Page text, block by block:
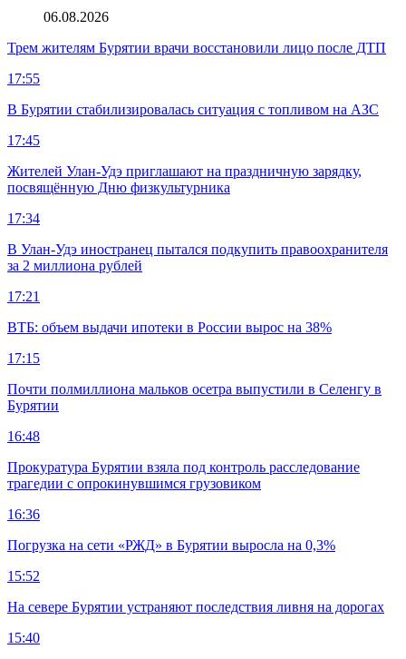
06.08.2026
Трем жителям Бурятии врачи восстановили лицо после ДТП
17:55
В Бурятии стабилизировалась ситуация с топливом на АЗС
17:45
Жителей Улан-Удэ приглашают на праздничную зарядку,
посвящённую Дню физкультурника
17:34
В Улан-Удэ иностранец пытался подкупить правоохранителя
за 2 миллиона рублей
17:21
ВТБ: объем выдачи ипотеки в России вырос на 38%
17:15
Почти полмиллиона мальков осетра выпустили в Селенгу в
Бурятии
16:48
Прокуратура Бурятии взяла под контроль расследование
трагедии с опрокинувшимся грузовиком
16:36
Погрузка на сети «РЖД» в Бурятии выросла на 0,3%
15:52
На севере Бурятии устраняют последствия ливня на дорогах
15:40